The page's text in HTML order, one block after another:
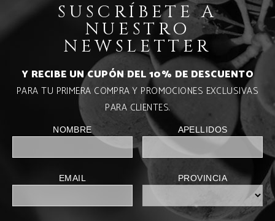
SUSCRÍBETE A
NUESTRO
NEWSLETTER
Y RECIBE UN CUPÓN DEL 10% DE DESCUENTO
PARA TU PRIMERA COMPRA Y PROMOCIONES EXCLUSIVAS
PARA CLIENTES.
NOMBRE APELLIDOS
EMAIL PROVINCIA